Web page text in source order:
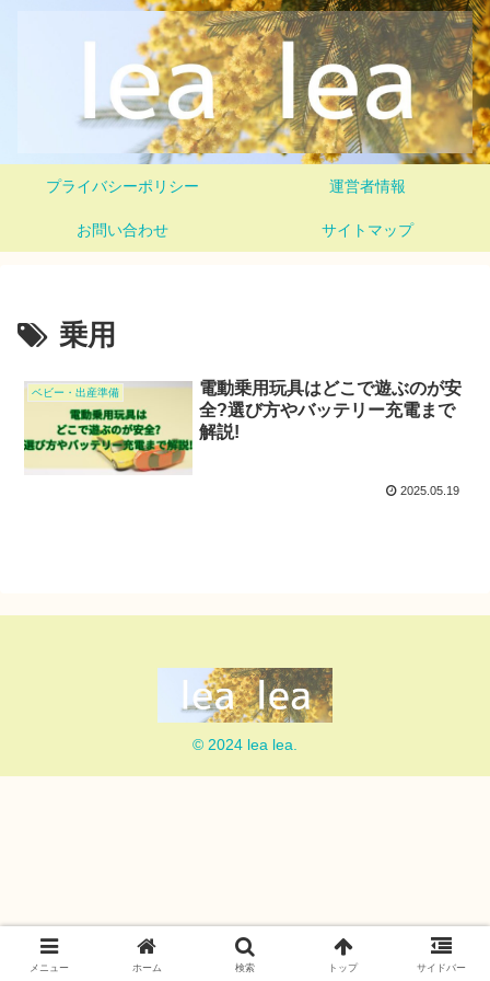
プライバシーポリシー 運営者情報
お問い合わせ サイトマップ
乗用
ベビー・出産準備
電動乗用玩具はどこで遊ぶのが安
全?選び方やバッテリー充電まで
解説!
2025.05.19
© 2024 lea lea.
メニュー ホーム 検索 トップ サイドバー